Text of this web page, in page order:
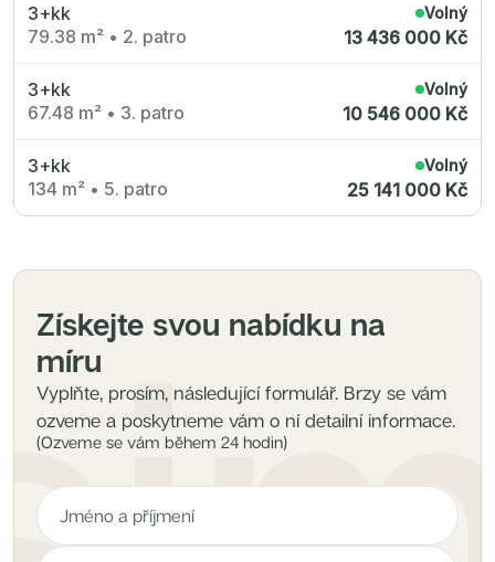
3+kk
79.38 m² • 2. patro
Volný
13 436 000 Kč
3+kk
67.48 m² • 3. patro
Volný
10 546 000 Kč
3+kk
134 m² • 5. patro
Volný
25 141 000 Kč
Získejte svou nabídku na
míru
Vyplňte, prosím, následující formulář. Brzy se vám
ozveme a poskytneme vám o ní detailní informace.
(Ozveme se vám během 24 hodin)